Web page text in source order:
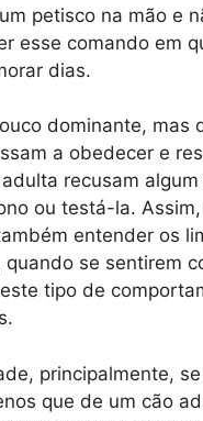
petisco na mão e
esse comando em
dias.
dominante, mas
a obedecer e
recusam
ou testá-la.
entender os
se sentirem
tipo de
principalmente,
que de um cão